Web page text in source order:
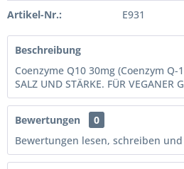
Artikel-Nr.: E931
Beschreibung
Coenzyme Q10 30mg (Coenzym Q-
SALZ UND STÄRKE. FÜR VEGANER
Bewertungen
0
Bewertungen lesen, schreiben